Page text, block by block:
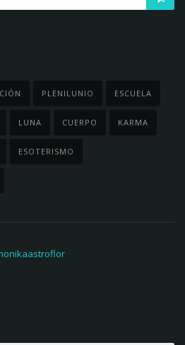
PLENILUNIO ESCUELA
LUNA CUERPO KARMA
ESOTERISMO